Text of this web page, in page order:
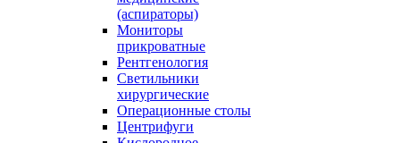
(аспираторы)
Мониторы
прикроватные
Рентгенология
Светильники
хирургические
Операционные столы
Центрифуги